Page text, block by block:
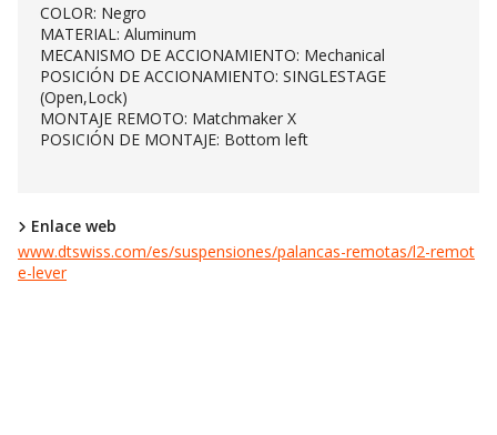
COLOR: Negro
MATERIAL: Aluminum
MECANISMO DE ACCIONAMIENTO: Mechanical
POSICIÓN DE ACCIONAMIENTO: SINGLESTAGE
(Open,Lock)
MONTAJE REMOTO: Matchmaker X
POSICIÓN DE MONTAJE: Bottom left
Enlace web
www.dtswiss.com/es/suspensiones/palancas-remotas/l2-remot
e-lever